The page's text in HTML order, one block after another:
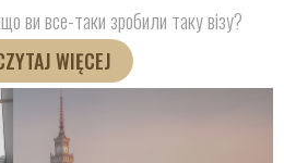
ви все-таки зробили таку візу?
WIĘCEJ